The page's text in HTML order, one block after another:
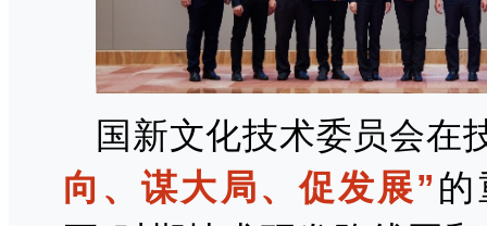
国新文化技术委员会在
向、谋大局、促发展” 的